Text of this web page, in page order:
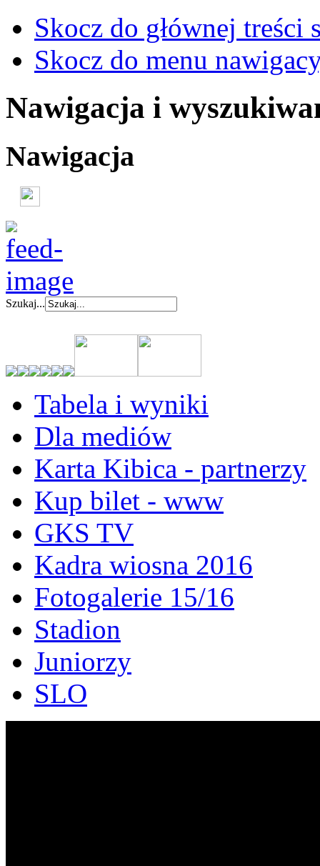
Skocz do głównej treści
Skocz do menu
Nawigacja i
Nawigacja
Szukaj...
Tabela i wyniki
Dla mediów
Karta Kibica - partnerzy
Kup bilet - www
GKS TV
Kadra wiosna 2016
Fotogalerie 15/16
Stadion
Juniorzy
SLO